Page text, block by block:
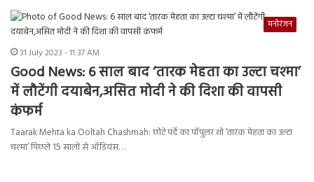
मनोरंजन
31 July 2023 - 11:37 AM
Good News: 6 साल बाद ‘तारक मेहता का उल्टा चश्मा’
में लौटेंगी दयाबेन,असित मोदी ने की दिशा की वापसी
कंफर्म
Taarak Mehta ka Ooltah Chashmah: छोटे पर्दे का पॉपुलर शो ‘तारक मेहता का उल्टा
चश्मा’ पिछले 15 सालों से ऑडियंस…